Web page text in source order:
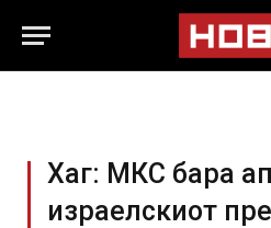
Хаг: МКС бара
израелскиот